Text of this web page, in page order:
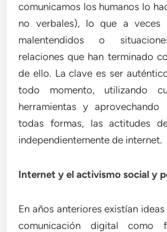
comunicamos los humanos lo
no verbales), lo que a veces
malentendidos o
relaciones que han terminado
de ello. La clave es ser
todo momento, utilizando
herramientas y
todas formas, las actitudes
independientemente de internet.
Internet y el activismo social y
En años anteriores existían
comunicación digital